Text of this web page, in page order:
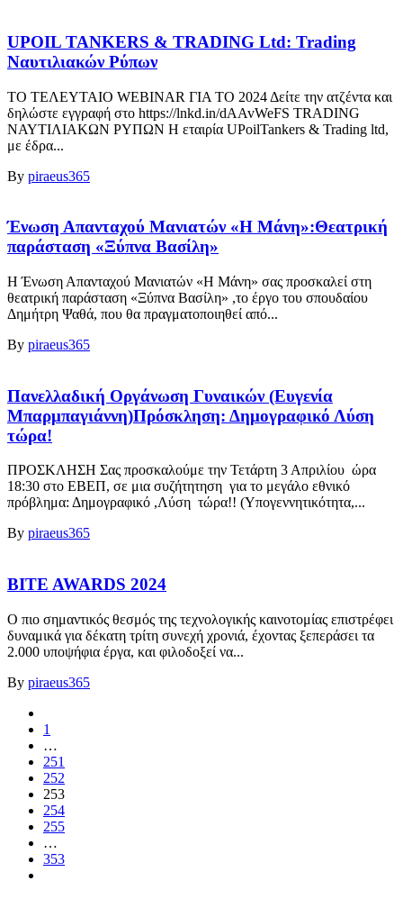
UPOIL TANKERS & TRADING Ltd: Trading
Ναυτιλιακών Ρύπων
ΤΟ ΤΕΛΕΥΤΑΙΟ WEBINAR ΓΙΑ ΤΟ 2024 Δείτε την ατζέντα και
δηλώστε εγγραφή στο https://lnkd.in/dAAvWeFS TRADING
ΝΑΥΤΙΛΙΑΚΩΝ ΡΥΠΩΝ Η εταιρία UPoilTankers & Trading ltd,
με έδρα...
By piraeus365
Ένωση Απανταχού Μανιατών «Η Μάνη»:Θεατρική
παράσταση «Ξύπνα Βασίλη»
Η Ένωση Απανταχού Μανιατών «Η Μάνη» σας προσκαλεί στη
θεατρική παράσταση «Ξύπνα Βασίλη» ,το έργο του σπουδαίου
Δημήτρη Ψαθά, που θα πραγματοποιηθεί από...
By piraeus365
Πανελλαδική Οργάνωση Γυναικών (Ευγενία
Μπαρμπαγιάννη)Πρόσκληση: Δημογραφικό Λύση
τώρα!
ΠΡΟΣΚΛΗΣΗ Σας προσκαλούμε την Τετάρτη 3 Απριλίου ώρα
18:30 στο ΕΒΕΠ, σε μια συζήτητηση για το μεγάλο εθνικό
πρόβλημα: Δημογραφικό ,Λύση τώρα!! (Υπογεννητικότητα,...
By piraeus365
BITE AWARDS 2024
Ο πιο σημαντικός θεσμός της τεχνολογικής καινοτομίας επιστρέφει
δυναμικά για δέκατη τρίτη συνεχή χρονιά, έχοντας ξεπεράσει τα
2.000 υποψήφια έργα, και φιλοδοξεί να...
By piraeus365
1
…
251
252
253
254
255
…
353